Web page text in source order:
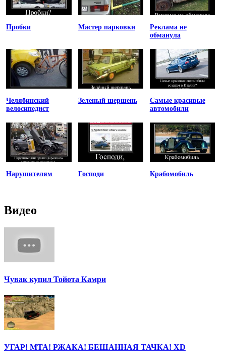
Пробки Мастер парковки
Реклама не
обманула
Челябинский
велосипедист
Зеленый шершень
Самые красивые
автомобили
Нарушителям Господи Крабомобиль
Видео
Чувак купил Тойота Камри
УГАР! МТА! РЖАКА! БЕШАННАЯ ТАЧКА! ХD